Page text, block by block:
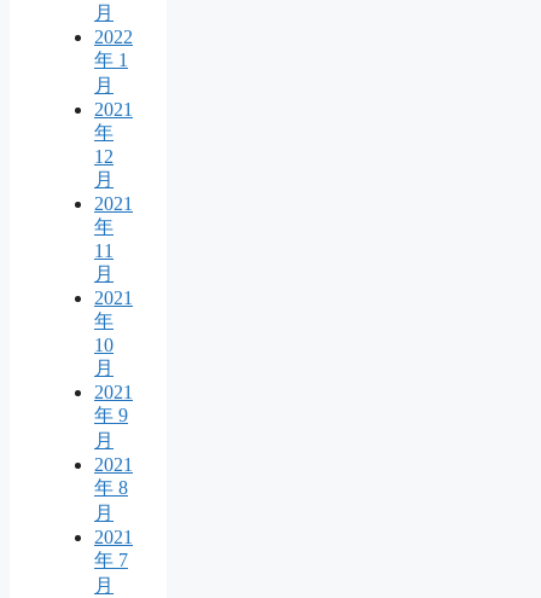
月
2022
年 1
月
2021
年
12
月
2021
年
11
月
2021
年
10
月
2021
年 9
月
2021
年 8
月
2021
年 7
月